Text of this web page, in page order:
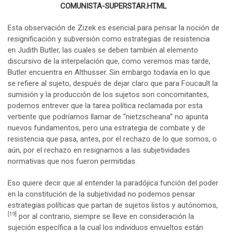
COMUNISTA-SUPERSTAR.HTML
Esta observación de Zizek es esencial para pensar la noción de
resignificación y subversión como estrategias de resistencia
en Judith Butler, las cuales se deben también al elemento
discursivo de la interpelación que, como veremos mas tarde,
Butler encuentra en Althusser. Sin embargo todavía en lo que
se refiere al sujeto, después de dejar claro que para Foucault la
sumisión y la producción de los sujetos son concomitantes,
podemos entrever que la tarea política reclamada por esta
vertiente que podríamos llamar de “nietzscheana” no apunta
nuevos fundamentos, pero una estrategia de combate y de
resistencia que pasa, antes, por el rechazo de lo que somos, o
aún, por el rechazo en resignarnos a las subjetividades
normativas que nos fueron permitidas.
Eso quiere decir que al entender la paradójica función del poder
en la constitución de la subjetividad no podemos pensar
estrategias políticas que partan de sujetos listos y autónomos,
[19] por al contrario, siempre se lleve en consideración la
sujeción específica a la cual los individuos envueltos están